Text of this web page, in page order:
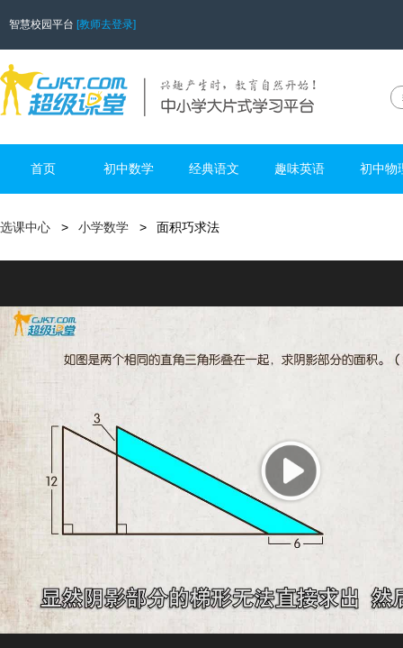
智慧校园平台 [教师去登录]
首页 初中数学 经典语文 趣味英语 初中物
选课中心 小学数学 面积巧求法